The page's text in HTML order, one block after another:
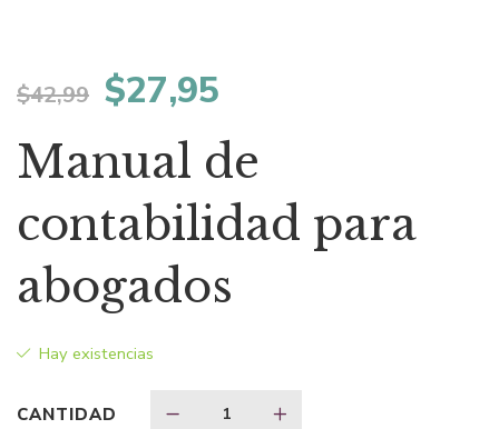
$42,99 El
precio
original
era:
$42,99.
$27,95
precio
actual
es:
$27,95.
Manual de
contabilidad para
abogados
Hay existencias
CANTIDAD